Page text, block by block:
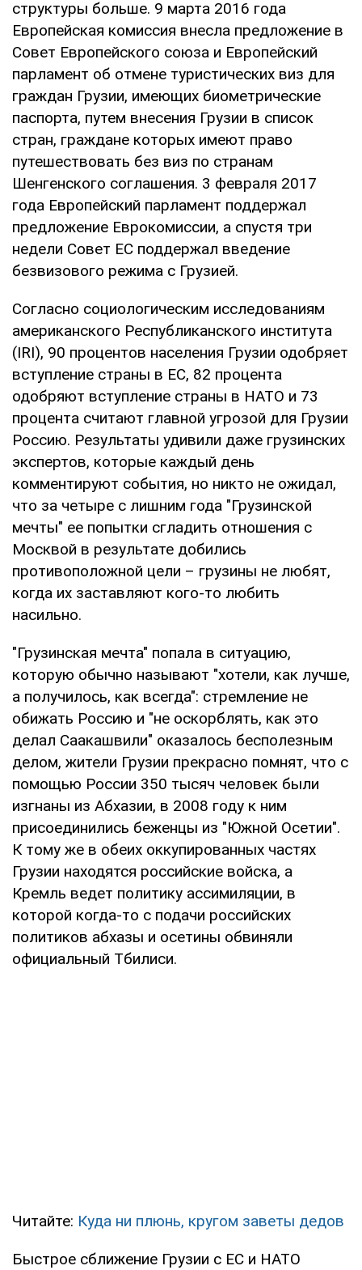
структуры больше. 9 марта 2016 года
Европейская комиссия внесла предложение в
Совет Европейского союза и Европейский
парламент об отмене туристических виз для
граждан Грузии, имеющих биометрические
паспорта, путем внесения Грузии в список
стран, граждане которых имеют право
путешествовать без виз по странам
Шенгенского соглашения. 3 февраля 2017
года Европейский парламент поддержал
предложение Еврокомиссии, а спустя три
недели Совет ЕС поддержал введение
безвизового режима с Грузией.
Согласно социологическим исследованиям
американского Республиканского института
(IRI), 90 процентов населения Грузии одобряет
вступление страны в ЕС, 82 процента
одобряют вступление страны в НАТО и 73
процента считают главной угрозой для Грузии
Россию. Результаты удивили даже грузинских
экспертов, которые каждый день
комментируют события, но никто не ожидал,
что за четыре с лишним года "Грузинской
мечты" ее попытки сгладить отношения с
Москвой в результате добились
противоположной цели – грузины не любят,
когда их заставляют кого-то любить
насильно.
"Грузинская мечта" попала в ситуацию,
которую обычно называют "хотели, как лучше,
а получилось, как всегда": стремление не
обижать Россию и "не оскорблять, как это
делал Саакашвили" оказалось бесполезным
делом, жители Грузии прекрасно помнят, что с
помощью России 350 тысяч человек были
изгнаны из Абхазии, в 2008 году к ним
присоединились беженцы из "Южной Осетии".
К тому же в обеих оккупированных частях
Грузии находятся российские войска, а
Кремль ведет политику ассимиляции, в
которой когда-то с подачи российских
политиков абхазы и осетины обвиняли
официальный Тбилиси.
Читайте: Куда ни плюнь, кругом заветы дедов
Быстрое сближение Грузии с ЕС и НАТО